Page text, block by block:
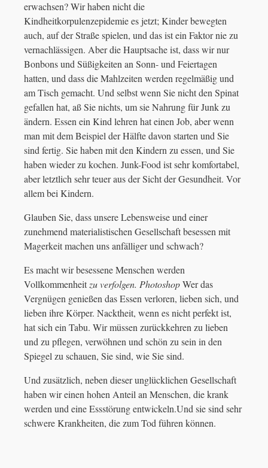
erwachsen? Wir haben nicht die
Kindheitkorpulenzepidemie es jetzt; Kinder bewegten
auch, auf der Straße spielen, und das ist ein Faktor nie zu
vernachlässigen. Aber die Hauptsache ist, dass wir nur
Bonbons und Süßigkeiten an Sonn- und Feiertagen
hatten, und dass die Mahlzeiten werden regelmäßig und
am Tisch gemacht. Und selbst wenn Sie nicht den Spinat
gefallen hat, aß Sie nichts, um sie Nahrung für Junk zu
ändern. Essen ein Kind lehren hat einen Job, aber wenn
man mit dem Beispiel der Hälfte davon starten und Sie
sind fertig. Sie haben mit den Kindern zu essen, und Sie
haben wieder zu kochen. Junk-Food ist sehr komfortabel,
aber letztlich sehr teuer aus der Sicht der Gesundheit. Vor
allem bei Kindern.
Glauben Sie, dass unsere Lebensweise und einer
zunehmend materialistischen Gesellschaft besessen mit
Magerkeit machen uns anfälliger und schwach?
Es macht wir besessene Menschen werden
Vollkommenheitzu verfolgen. PhotoshopWer das
Vergnügen genießen das Essen verloren, lieben sich, und
lieben ihre Körper. Nacktheit, wenn es nicht perfekt ist,
hat sich ein Tabu. Wir müssen zurückkehren zu lieben
und zu pflegen, verwöhnen und schön zu sein in den
Spiegel zu schauen, Sie sind, wie Sie sind.
Und zusätzlich, neben dieser unglücklichen Gesellschaft
haben wir einen hohen Anteil an Menschen, die krank
werden und eine Essstörung entwickeln.Und sie sind sehr
schwere Krankheiten, die zum Tod führen können.